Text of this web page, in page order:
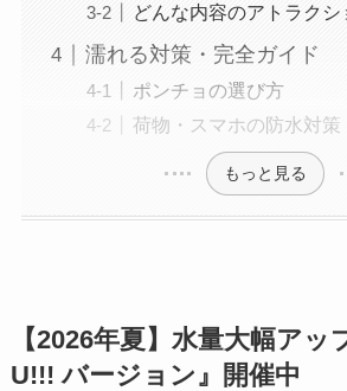
どんな内容のアトラクシ
濡れる対策・完全ガイド
ポンチョの選び方
荷物・スマホの防水対策
もっと見る
【2026年夏】水量大幅ア
U!!! バージョン』開催中